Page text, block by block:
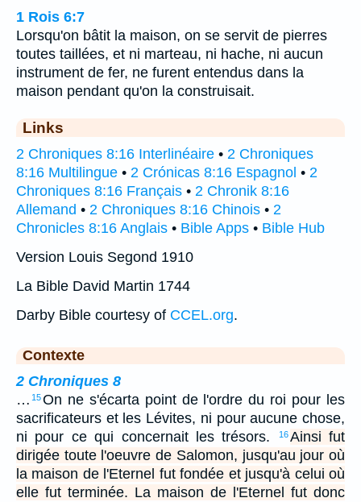
1 Rois 6:7
Lorsqu'on bâtit la maison, on se servit de pierres
toutes taillées, et ni marteau, ni hache, ni aucun
instrument de fer, ne furent entendus dans la
maison pendant qu'on la construisait.
Links
2 Chroniques 8:16 Interlinéaire • 2 Chroniques
8:16 Multilingue • 2 Crónicas 8:16 Espagnol • 2
Chroniques 8:16 Français • 2 Chronik 8:16
Allemand • 2 Chroniques 8:16 Chinois • 2
Chronicles 8:16 Anglais • Bible Apps • Bible Hub
Version Louis Segond 1910
La Bible David Martin 1744
Darby Bible courtesy of CCEL.org.
Contexte
2 Chroniques 8
… 15On ne s'écarta point de l'ordre du roi pour les
sacrificateurs et les Lévites, ni pour aucune chose,
ni pour ce qui concernait les trésors.
16Ainsi fut
dirigée toute l'oeuvre de Salomon, jusqu'au jour où
la maison de l'Eternel fut fondée et jusqu'à celui où
elle fut terminée. La maison de l'Eternel fut donc